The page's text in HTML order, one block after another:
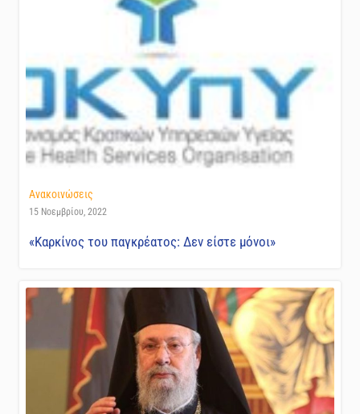
Ανακοινώσεις
15 Νοεμβρίου, 2022
«Καρκίνος του παγκρέατος: Δεν είστε μόνοι»